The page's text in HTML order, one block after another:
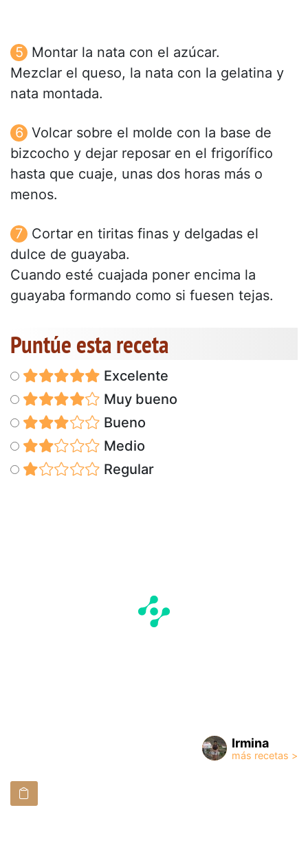
Montar la nata con el azúcar.
Mezclar el queso, la nata con la gelatina y
nata montada.
Volcar sobre el molde con la base de
bizcocho y dejar reposar en el frigorífico
hasta que cuaje, unas dos horas más o
menos.
Cortar en tiritas finas y delgadas el
dulce de guayaba.
Cuando esté cuajada poner encima la
guayaba formando como si fuesen tejas.
Puntúe esta receta
Excelente
Muy bueno
Bueno
Medio
Regular
Irmina